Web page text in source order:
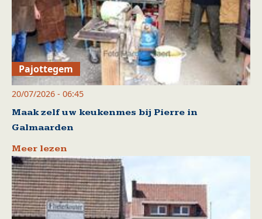
Pajottegem
20/07/2026 - 06:45
Maak zelf uw keukenmes bij Pierre in
Galmaarden
Meer lezen